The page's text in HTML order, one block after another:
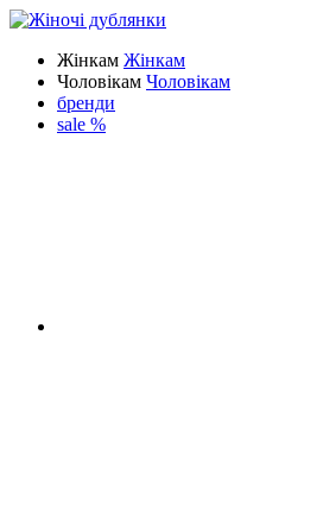
Жінкам Жінкам
Чоловікам Чоловікам
бренди
sale %